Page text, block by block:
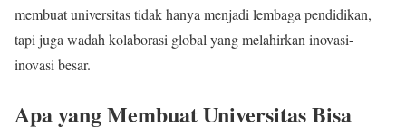
membuat universitas tidak hanya menjadi lembaga pendidikan,
tapi juga wadah kolaborasi global yang melahirkan inovasi-
inovasi besar.
Apa yang Membuat Universitas Bisa